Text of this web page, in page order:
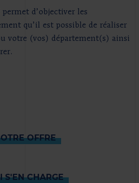
d’objectiver les
qu’il est possible de réaliser
votre (vos) département(s) ainsi
OFFRE
S'EN CHARGE